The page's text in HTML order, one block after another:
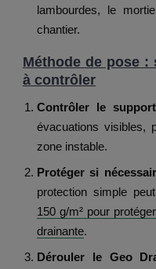
lambourdes, le
chantier.
Méthode de pose
à contrôler
Contrôler le
évacuations visibles,
zone instable.
Protéger si
protection simple
150 g/m² pour
drainante.
Dérouler le Geo